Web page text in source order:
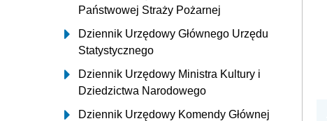
Państwowej Straży Pożarnej
Dziennik Urzędowy Głównego Urzędu
Statystycznego
Dziennik Urzędowy Ministra Kultury i
Dziedzictwa Narodowego
Dziennik Urzędowy Komendy Głównej